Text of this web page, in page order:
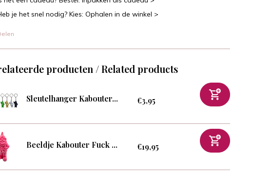
je het snel nodig? Kies: Ophalen in de winkel >
producten / Related products
Sleutelhanger Kabouter... €3,95
Beeldje Kabouter Fuck ... €19,95